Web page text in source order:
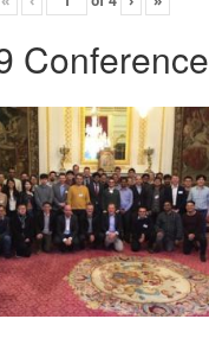
Conference